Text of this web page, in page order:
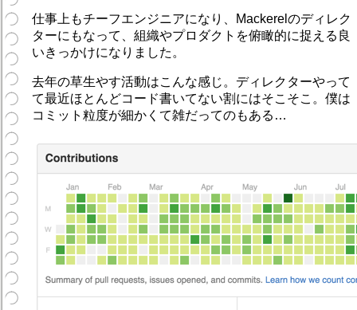
仕事上もチーフエンジニアになり、Mackerelのディレク
ターにもなって、組織やプロダクトを俯瞰的に捉える良
いきっかけになりました。
去年の草生やす活動はこんな感じ。ディレクターやって
て最近ほとんどコード書いてない割にはそこそこ。僕は
コミット粒度が細かくて雑だってのもある…